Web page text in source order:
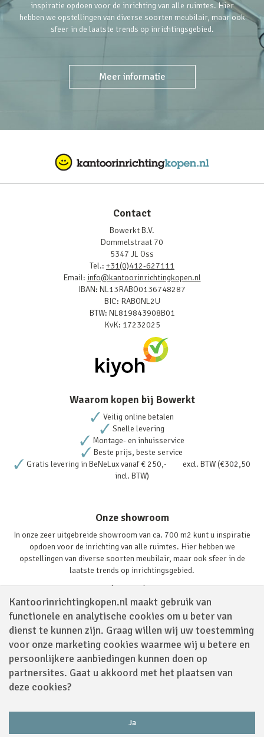
Kantoorinrichtingkopen.nl maakt gebruik van
functionele en analytische cookies om u beter van
dienst te kunnen zijn. Graag willen wij uw toestemming
voor onze marketing cookies waarmee wij u betere en
persoonlijkere aanbiedingen kunnen doen op
partnersites. Gaat u akkoord met het plaatsen van
deze cookies?
Ja
inspiratie opdoen voor de inrichting van alle ruimtes. Hier
hebben we opstellingen van diverse soorten meubilair, maar ook
sfeer in de laatste trends op inrichtingsgebied.
Meer informatie
Contact
Bowerkt B.V.
Dommelstraat 70
5347 JL Oss
Tel.: +31(0)412-627111
Email: info@kantoorinrichtingkopen.nl
IBAN: NL13RABO0136748287
BIC: RABONL2U
BTW: NL819843908B01
KvK: 17232025
Waarom kopen bij Bowerkt
Veilig online betalen
Snelle levering
Montage- en inhuisservice
Beste prijs, beste service
Gratis levering in BeNeLux vanaf € 250,- excl. BTW (€302,50
incl. BTW)
Onze showroom
In onze zeer uitgebreide showroom van ca. 700 m2 kunt u inspiratie
opdoen voor de inrichting van alle ruimtes. Hier hebben we
opstellingen van diverse soorten meubilair, maar ook sfeer in de
laatste trends op inrichtingsgebied.
Lees verder